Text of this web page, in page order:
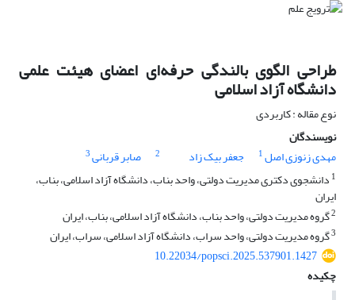
طراحی الگوی بالندگی حرفه‌ای اعضای هیئت علمی
دانشگاه آزاد اسلامی
نوع مقاله : کاربردی
نویسندگان
مهدی زنوزی اصل1 جعفر بیک‌ زاد 2 صابر قربانی3
1 دانشجوی دکتری مدیریت دولتی، واحد بناب، دانشگاه آزاد اسلامی، بناب،
ایران
2گروه مدیریت دولتی، واحد بناب، دانشگاه آزاد اسلامی، بناب، ایران
3گروه مدیریت دولتی، واحد سراب، دانشگاه آزاد اسلامی، سراب، ایران
10.22034/popsci.2025.537901.1427
چکیده